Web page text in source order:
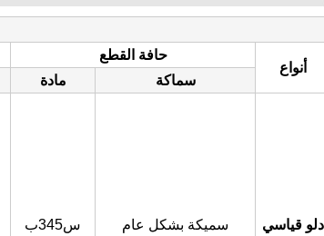
أنواع
حافة القطع
سماكة مادة
دلو قياسي سميكة بشكل عام س345ب